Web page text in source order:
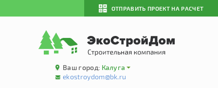
ОТПРАВИТЬ ПРОЕКТ НА РАСЧЕТ
Ваш город: Калуга
ekostroydom@bk.ru